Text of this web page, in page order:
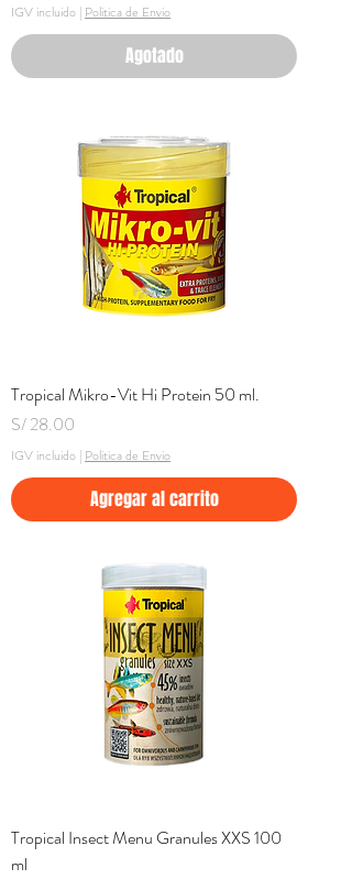
IGV incluido | Politica de Envio
Agotado
Tropical Mikro-Vit Hi Protein 50 ml.
Precio
S/ 28.00
IGV incluido | Politica de Envio
Agregar al carrito
Tropical Insect Menu Granules XXS 100
ml